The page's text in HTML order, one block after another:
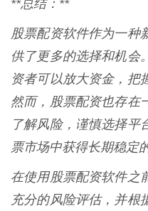
**总结：**
股票配资软件作为一种
供了更多的选择和机会
资者可以放大资金，把
然而，股票配资也存在
了解风险，谨慎选择平
票市场中获得长期稳定
在使用股票配资软件之
充分的风险评估，并根